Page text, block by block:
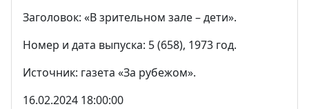
Заголовок: «В зрительном зале – дети».
Номер и дата выпуска: 5 (658), 1973 год.
Источник: газета «За рубежом».
16.02.2024 18:00:00